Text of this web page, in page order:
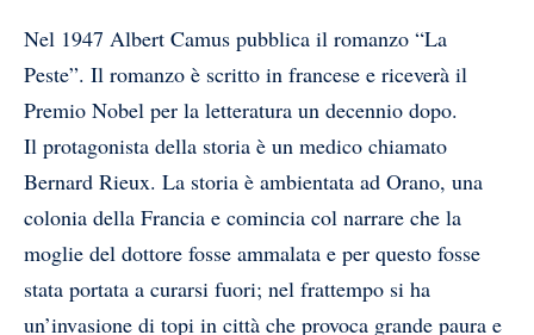
Nel 1947 Albert Camus pubblica il romanzo “La
Peste”. Il romanzo è scritto in francese e riceverà il
Premio Nobel per la letteratura un decennio dopo.
Il protagonista della storia è un medico chiamato
Bernard Rieux. La storia è ambientata ad Orano, una
colonia della Francia e comincia col narrare che la
moglie del dottore fosse ammalata e per questo fosse
stata portata a curarsi fuori; nel frattempo si ha
un’invasione di topi in città che provoca grande paura e